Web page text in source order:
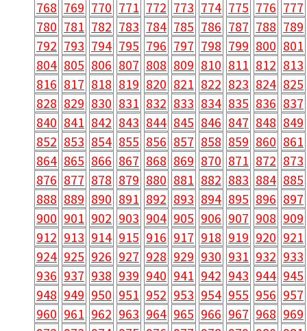
768 769 770 771 772 773 774 775 776 777
780 781 782 783 784 785 786 787 788 789
792 793 794 795 796 797 798 799 800 801
804 805 806 807 808 809 810 811 812 813
816 817 818 819 820 821 822 823 824 825
828 829 830 831 832 833 834 835 836 837
840 841 842 843 844 845 846 847 848 849
852 853 854 855 856 857 858 859 860 861
864 865 866 867 868 869 870 871 872 873
876 877 878 879 880 881 882 883 884 885
888 889 890 891 892 893 894 895 896 897
900 901 902 903 904 905 906 907 908 909
912 913 914 915 916 917 918 919 920 921
924 925 926 927 928 929 930 931 932 933
936 937 938 939 940 941 942 943 944 945
948 949 950 951 952 953 954 955 956 957
960 961 962 963 964 965 966 967 968 969